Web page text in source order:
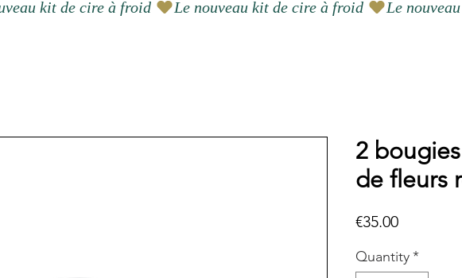
2
de fleurs
€35.00Price
Quantity*